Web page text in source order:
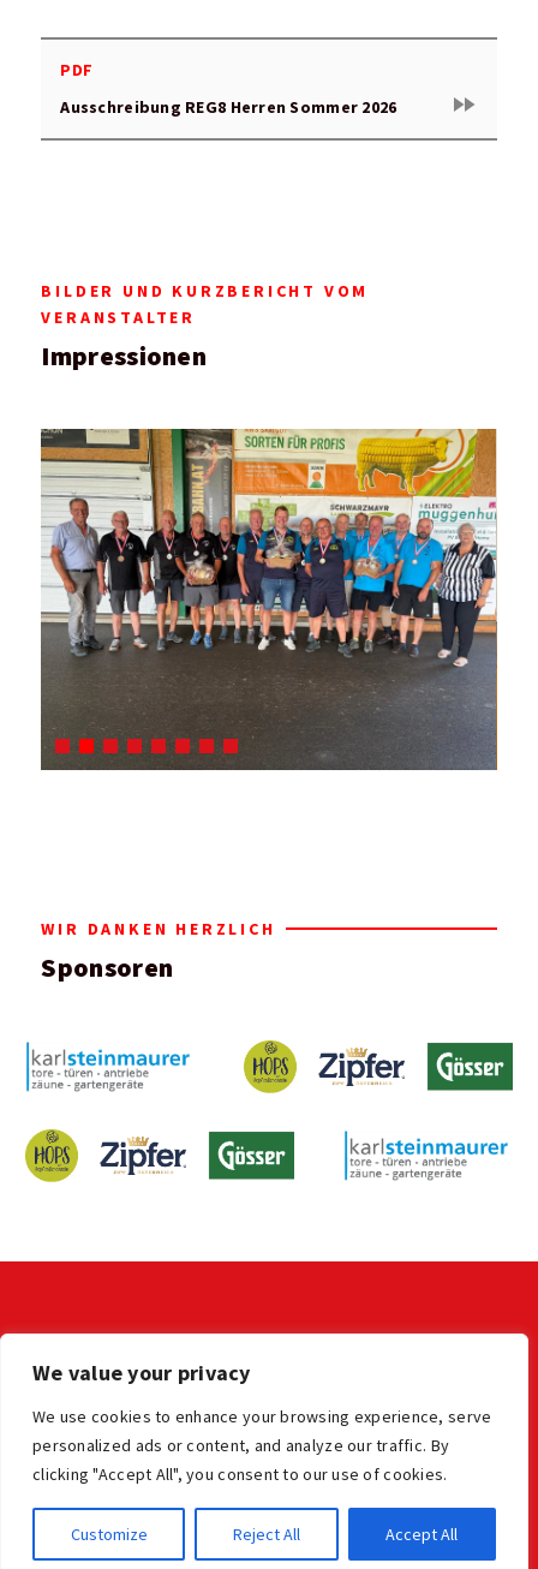
We value your privacy
We use cookies to enhance your browsing experience, serve
personalized ads or content, and analyze our traffic. By
clicking "Accept All", you consent to our use of cookies.
Customize Reject All Accept All
PDF
Ausschreibung REG8 Herren Sommer 2026
fast_forward
BILDER UND KURZBERICHT VOM
VERANSTALTER
Impressionen
WIR DANKEN HERZLICH
Sponsoren
LV der OÖ Stocksportler
office@ooe-stocksport.at
Impressum Datenschutz
© Oberösterreichischer Stocksportverband